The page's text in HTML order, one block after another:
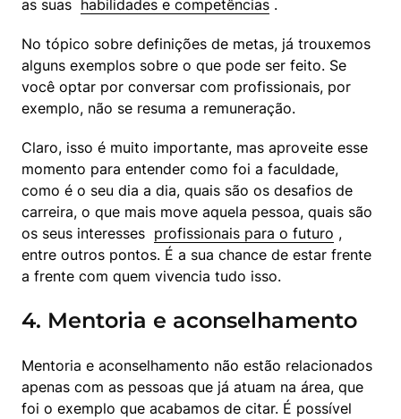
as suas habilidades e competências .
No tópico sobre definições de metas, já trouxemos
alguns exemplos sobre o que pode ser feito. Se
você optar por conversar com profissionais, por
exemplo, não se resuma a remuneração.
Claro, isso é muito importante, mas aproveite esse
momento para entender como foi a faculdade,
como é o seu dia a dia, quais são os desafios de
carreira, o que mais move aquela pessoa, quais são
os seus interesses profissionais para o futuro ,
entre outros pontos. É a sua chance de estar frente
a frente com quem vivencia tudo isso.
4. Mentoria e aconselhamento
Mentoria e aconselhamento não estão relacionados
apenas com as pessoas que já atuam na área, que
foi o exemplo que acabamos de citar. É possível